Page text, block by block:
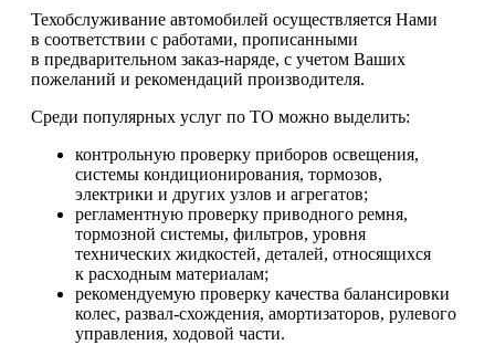
Техобслуживание автомобилей осуществляется Нами
в соответствии с работами, прописанными
в предварительном заказ-наряде, с учетом Ваших
пожеланий и рекомендаций производителя.
Среди популярных услуг по ТО можно выделить:
контрольную проверку приборов освещения,
системы кондиционирования, тормозов,
электрики и других узлов и агрегатов;
регламентную проверку приводного ремня,
тормозной системы, фильтров, уровня
технических жидкостей, деталей, относящихся
к расходным материалам;
рекомендуемую проверку качества балансировки
колес, развал-схождения, амортизаторов, рулевого
управления, ходовой части.